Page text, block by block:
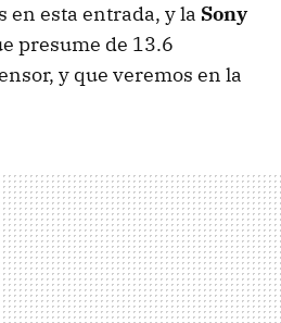
en esta entrada, y la Sony
presume de 13.6
y que veremos en la